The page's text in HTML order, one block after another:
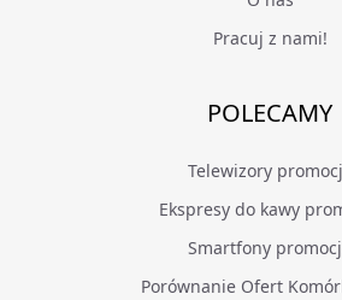
Pracuj z nami!
POLECAMY
Telewizory
Ekspresy do kawy
Smartfony
Porównanie Ofert